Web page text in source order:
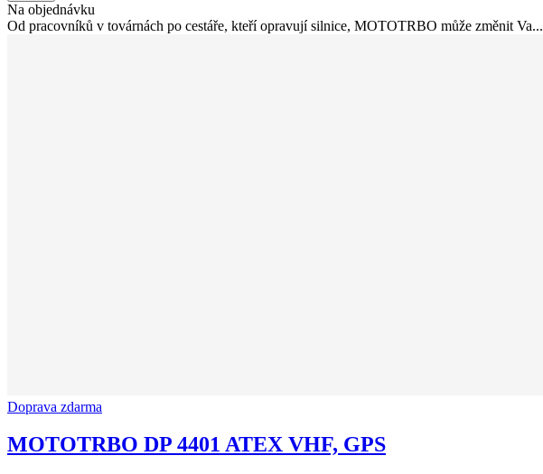
Na objednávku
Od pracovníků v továrnách po cestáře, kteří opravují silnice, MOTOTRBO může změnit Va...
Doprava zdarma
MOTOTRBO DP 4401 ATEX VHF, GPS